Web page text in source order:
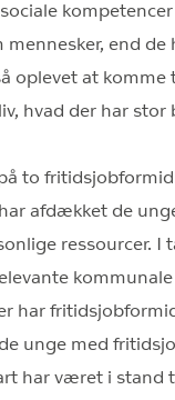
mennesker, end de
oplevet at
hvad der har stor
to
afdækket de
ressourcer. I
har
unge med
har været i stand